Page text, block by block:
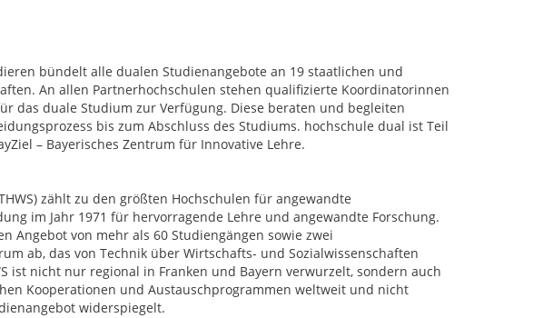
bündelt alle dualen Studienangebote an 19 staatlichen und
An allen Partnerhochschulen stehen qualifizierte Koordinatorinnen
das duale Studium zur Verfügung. Diese beraten und begleiten
bis zum Abschluss des Studiums. hochschule dual ist Teil
– Bayerisches Zentrum für Innovative Lehre.
zählt zu den größten Hochschulen für angewandte
im Jahr 1971 für hervorragende Lehre und angewandte Forschung.
Angebot von mehr als 60 Studiengängen sowie zwei
ab, das von Technik über Wirtschafts- und Sozialwissenschaften
ist nicht nur regional in Franken und Bayern verwurzelt, sondern auch
Kooperationen und Austauschprogrammen weltweit und nicht
widerspiegelt.